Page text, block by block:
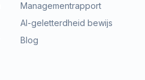
Managementrapport
AI-geletterdheid bewijs
Blog